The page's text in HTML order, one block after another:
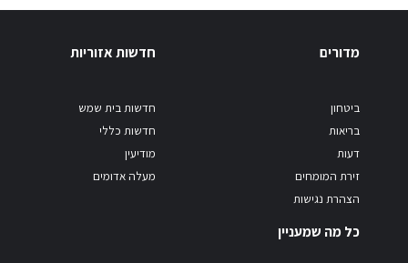
מדורים
ביטחון
בריאות
דעות
זירת המומחים
הצהרת נגישות
חדשות אזוריות
חדשות בית שמש
חדשות כללי
מודיעין
מעלה אדומים
כל מה שמעניין